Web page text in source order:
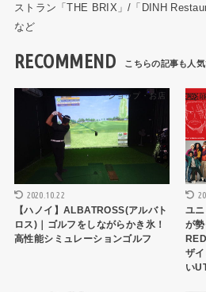
ストラン「THE BRIX」/「DINH
など
RECOMMEND
ショップ・お店
2020.10.22
【ハノイ】ALBATROSS(アルバト
ロス)｜ゴルフをしながらかき氷！
高性能シミュレーションゴルフ
ユ
が
ザ
い